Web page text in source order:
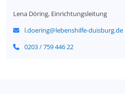
Lena Döring, Einrichtungsleitung
l.doering@lebenshilfe-duisburg.de
0203 / 759 446 22